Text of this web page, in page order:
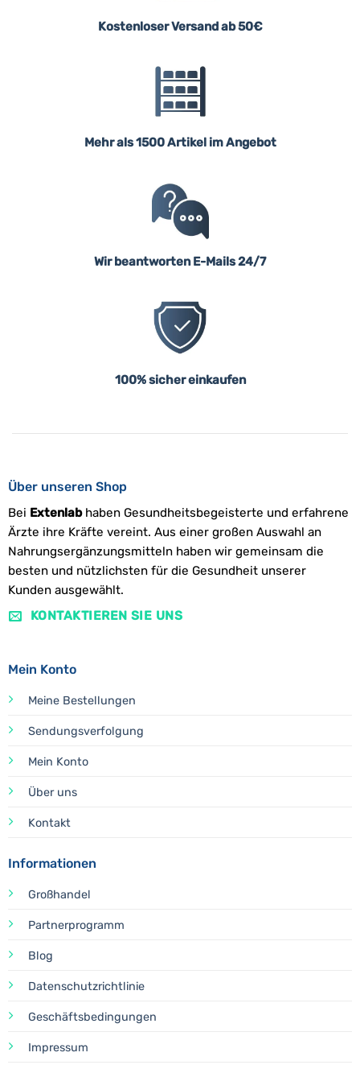
Kostenloser Versand ab 50€
Mehr als 1500 Artikel im Angebot
Wir beantworten E-Mails 24/7
100% sicher einkaufen
Über unseren Shop
Bei Extenlabhaben Gesundheitsbegeisterte und erfahrene
Ärzte ihre Kräfte vereint. Aus einer großen Auswahl an
Nahrungsergänzungsmitteln haben wir gemeinsam die
besten und nützlichsten für die Gesundheit unserer
Kunden ausgewählt.
KONTAKTIEREN SIE UNS
Mein Konto
Meine Bestellungen
Sendungsverfolgung
Mein Konto
Über uns
Kontakt
Informationen
Großhandel
Partnerprogramm
Blog
Datenschutzrichtlinie
Geschäftsbedingungen
Impressum